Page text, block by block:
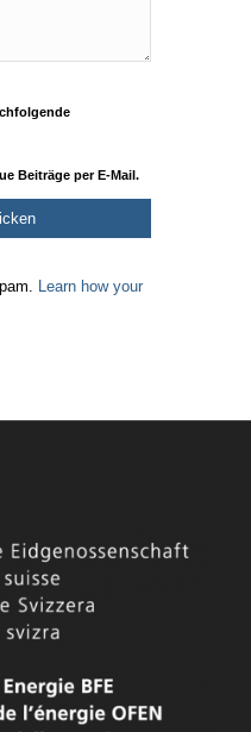
Beiträge per E-Mail.
Learn how your